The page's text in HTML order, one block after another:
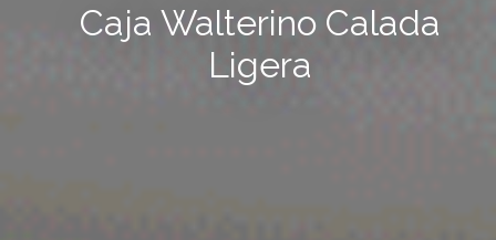
Caja Walterino Calada
Ligera